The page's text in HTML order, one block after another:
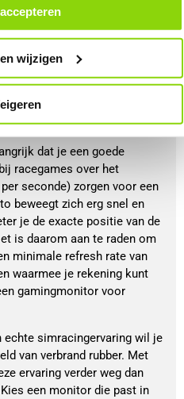
te klikken op ‘Cookievoorkeuren’
wijzigen
impulsen.
ik nodig voor
dat je een goede
racegames over het
seconde) zorgen voor een
beweegt zich erg snel en
je de exacte positie van de
is daarom aan te raden om
minimale refresh rate van
waarmee je rekening kunt
gamingmonitor voor
echte simracingervaring wil je
van verbrand rubber. Met
ervaring verder weg dan
een monitor die past in